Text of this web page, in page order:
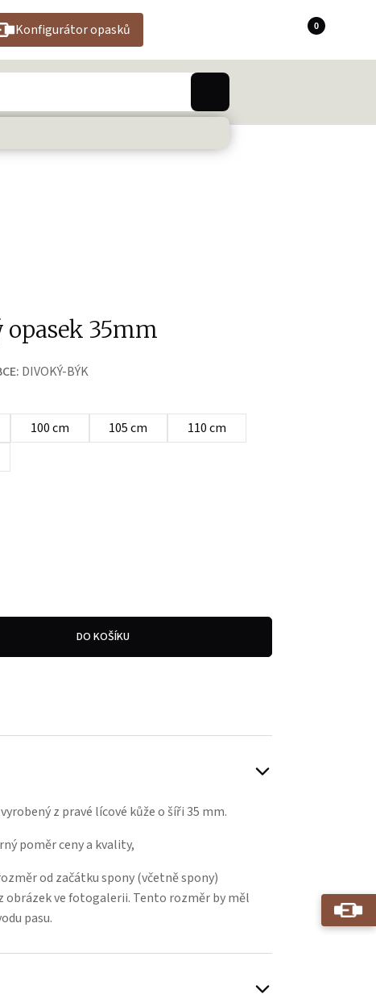
Konfigurátor opasků 0
opasek 35mm
DIVOKÝ-BÝK
100 cm 105 cm
110 cm
DO KOŠÍKU
z pravé lícové kůže o šíři 35 mm.
poměr ceny a kvality,
od začátku spony (včetně spony)
obrázek ve fotogalerii. Tento rozměr by měl
pasu.